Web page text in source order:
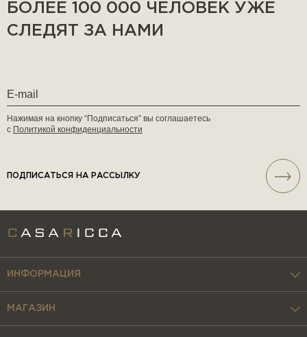
БОЛЕЕ 100 000 ЧЕЛОВЕК УЖЕ
СЛЕДЯТ ЗА НАМИ
Нажимая на кнопку “Подписаться” вы соглашаетесь
с Политикой конфиденциальности
ПОДПИСАТЬСЯ НА РАССЫЛКУ
ИНФОРМАЦИЯ
МАГАЗИН